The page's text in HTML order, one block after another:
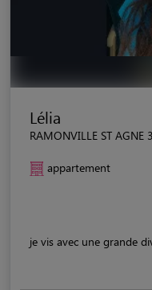
Lélia
RAMONVILLE ST AGNE
appartement
je vis avec une grande